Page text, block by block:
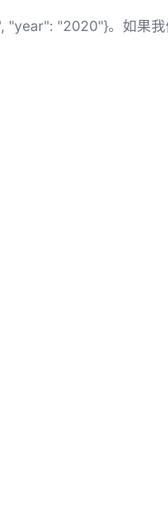
"2020"}。如果我